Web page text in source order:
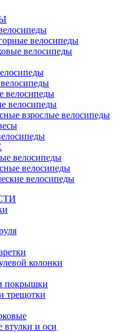
велосипеды
велосипеды
велосипеды
велосипеды
взрослые велосипеды
велосипеды
велосипеды
велосипеды
колонки
покрышки
трещотки
втулки и оси